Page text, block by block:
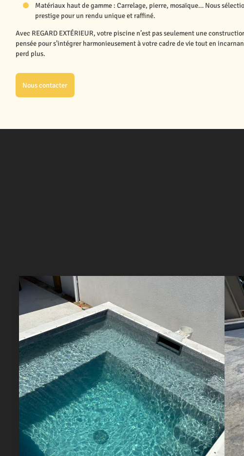
Matériaux haut de gamme : Carrelage, pierre, mosaïque… Nous
prestige pour un rendu unique et raffiné.
Avec REGARD EXTÉRIEUR, votre piscine n’est pas seulement une
pensée pour s’intégrer harmonieusement à votre cadre de vie tout en
perd plus.
Nous contacter